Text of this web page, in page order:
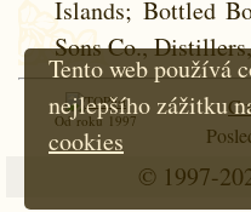
Islands; Bottled
Sons Co.,
Od roku 1997
© 1997-
Tento web používá
nejlepšího zážitku
cookies